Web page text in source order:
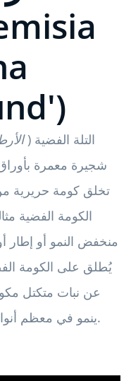
التلة الفضية (
شجيرة معمرة
تخلق كومة حريرية
الكومة الفضية
منخفض النمو أو إطار
يُطلق على الكومة
عن نبات متكتل
ينمو في معظم أنواع التربة ، ويتطلب القليل من الري.